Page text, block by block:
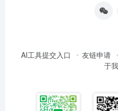
AI工具提交入口 友链申请
于